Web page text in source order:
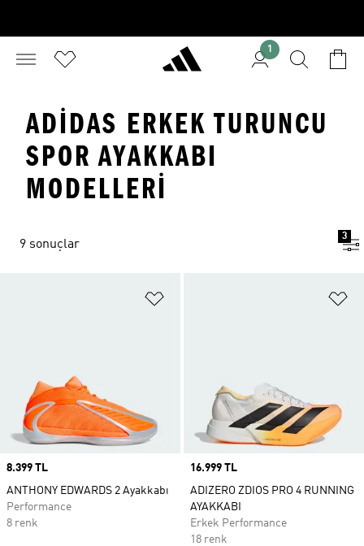
1
ADIDAS ERKEK TURUNCU
SPOR AYAKKABI
MODELLERI
9 sonuçlar
3
Price
8.399 TL
ANTHONY EDWARDS 2 Ayakkabı
Performance
8 renk
Price
16.999 TL
ADIZERO ZDIOS PRO 4 RUNNING
AYAKKABI
Erkek Performance
18 renk